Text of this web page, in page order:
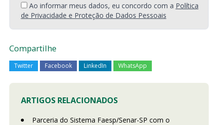
Ao informar meus dados, eu concordo com a Política
de Privacidade e Proteção de Dados Pessoais
Compartilhe
Twitter Facebook LinkedIn WhatsApp
ARTIGOS RELACIONADOS
Parceria do Sistema Faesp/Senar-SP com o